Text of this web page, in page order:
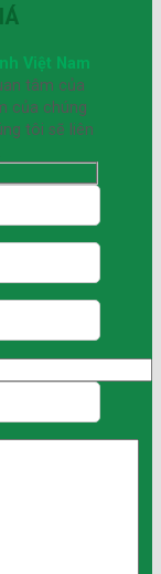
Việt Nam
tâm của
của chúng
tôi sẽ liên